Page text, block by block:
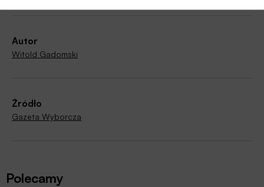
Autor
Witold Gadomski
Źródło
Gazeta Wyborcza
Polecamy